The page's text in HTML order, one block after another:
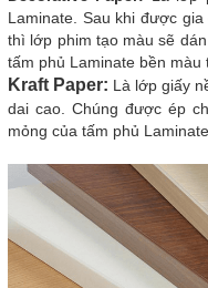
Laminate. Sau khi được
thì lớp phim tạo màu sẽ
tấm phủ Laminate bền
Kraft Paper: Là lớp giấy
dai cao. Chúng được ép
mỏng của tấm phủ